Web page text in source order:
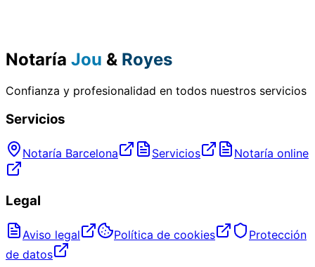
Notaría Jou & Royes
Confianza y profesionalidad en todos nuestros servicios
Servicios
Notaría Barcelona Servicios Notaría online
Legal
Aviso legal Política de cookies
Protección
de datos